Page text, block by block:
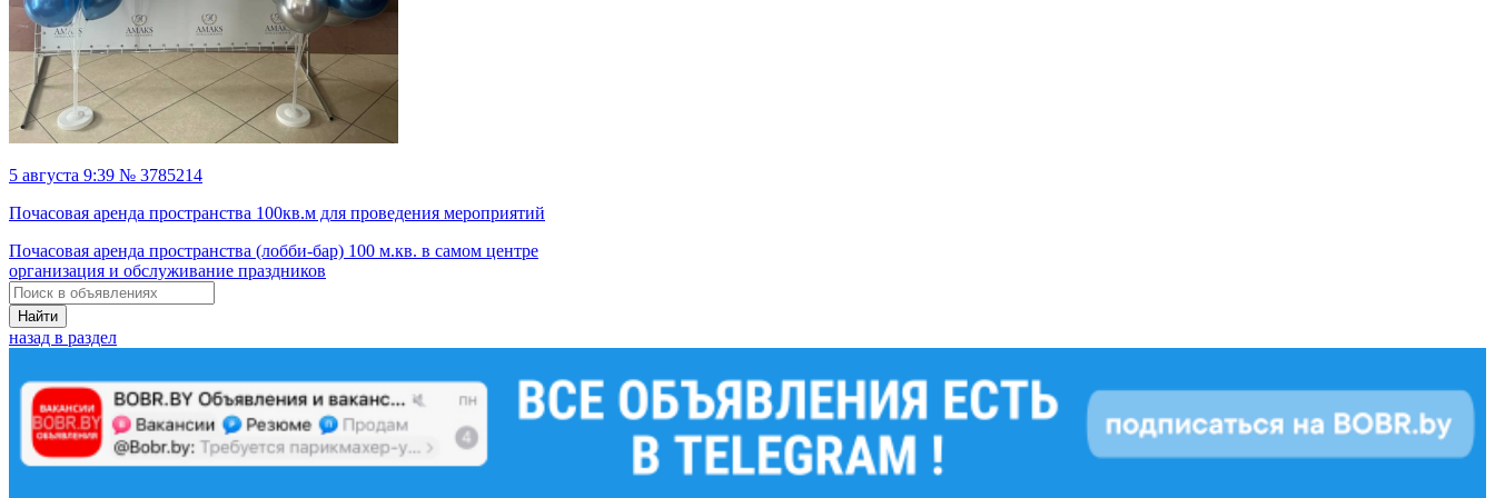
5 августа 9:39 № 3785214
Почасовая аренда пространства 100кв.м для проведения мероприятий
Почасовая аренда пространства (лобби-бар) 100 м.кв. в самом центре
организация и обслуживание праздников
Найти
назад в раздел